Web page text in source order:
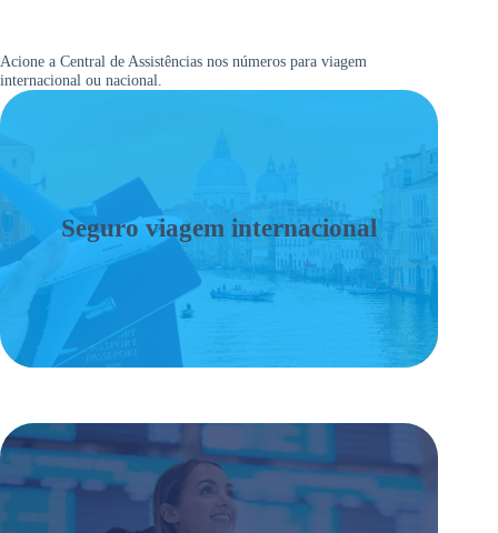
Acione a Central de Assistências nos números para viagem
internacional ou nacional.
Seguro viagem internacional